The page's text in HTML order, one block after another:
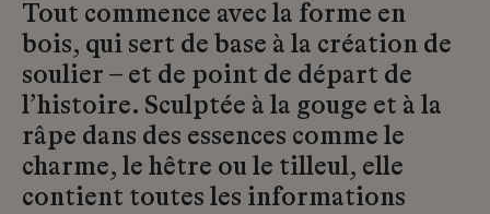
Tout commence avec la forme en
bois, qui sert de base à la création de
soulier – et de point de départ de
l’histoire. Sculptée à la gouge et à la
râpe dans des essences comme le
charme, le hêtre ou le tilleul, elle
contient toutes les informations